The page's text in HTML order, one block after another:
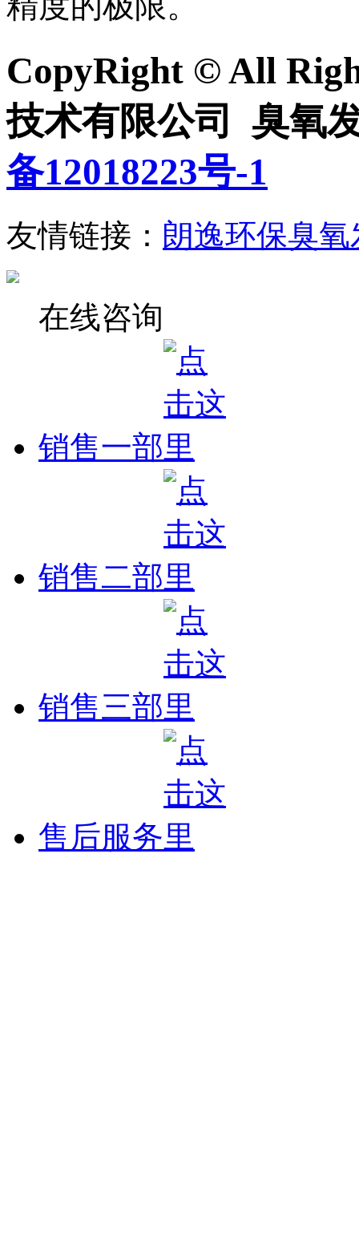
CopyRight © All
技术有限公司 臭氧
备12018223号-1
友情链接： 朗逸环保臭
在线咨询
销售一部
销售二部
销售三部
售后服务